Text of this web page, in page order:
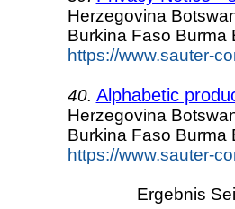
Herzegovina
Burkina Faso Burma
https://www.sauter-
40. Alphabetic
Herzegovina
Burkina Faso Burma
https://www.sauter-
Ergebnis